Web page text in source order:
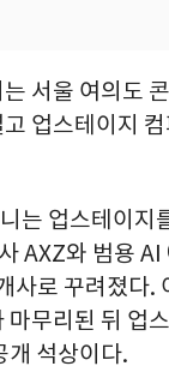
서울 여의도
업스테이지
는 업스테이지
AXZ와 범용 AI
사로 꾸려졌다.
마무리된 뒤 업
개 석상이다.